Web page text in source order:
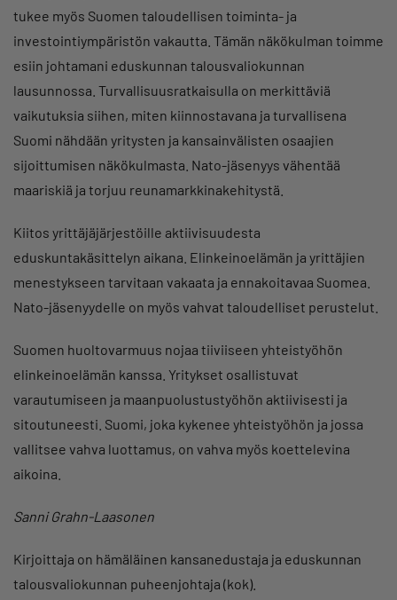
tukee myös Suomen taloudellisen toiminta- ja
investointiympäristön vakautta. Tämän näkökulman toimme
esiin johtamani eduskunnan talousvaliokunnan
lausunnossa. Turvallisuusratkaisulla on merkittäviä
vaikutuksia siihen, miten kiinnostavana ja turvallisena
Suomi nähdään yritysten ja kansainvälisten osaajien
sijoittumisen näkökulmasta. Nato-jäsenyys vähentää
maariskiä ja torjuu reunamarkkinakehitystä.
Kiitos yrittäjäjärjestöille aktiivisuudesta
eduskuntakäsittelyn aikana. Elinkeinoelämän ja yrittäjien
menestykseen tarvitaan vakaata ja ennakoitavaa Suomea.
Nato-jäsenyydelle on myös vahvat taloudelliset perustelut.
Suomen huoltovarmuus nojaa tiiviiseen yhteistyöhön
elinkeinoelämän kanssa. Yritykset osallistuvat
varautumiseen ja maanpuolustustyöhön aktiivisesti ja
sitoutuneesti. Suomi, joka kykenee yhteistyöhön ja jossa
vallitsee vahva luottamus, on vahva myös koettelevina
aikoina.
Sanni Grahn-Laasonen
Kirjoittaja on hämäläinen kansanedustaja ja eduskunnan
talousvaliokunnan puheenjohtaja (kok).